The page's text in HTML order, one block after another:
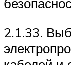
2.1.33.